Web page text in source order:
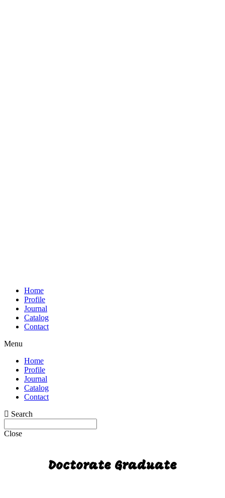
Home
Profile
Journal
Catalog
Contact
Menu
Home
Profile
Journal
Catalog
Contact
Search
Close
Doctorate Graduate